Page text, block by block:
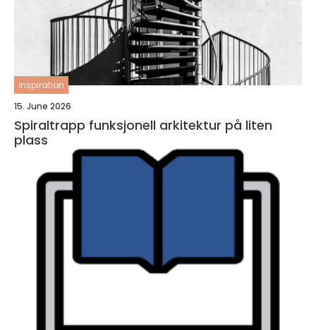
inspiration
15. June 2026
Spiraltrapp funksjonell arkitektur på liten
plass